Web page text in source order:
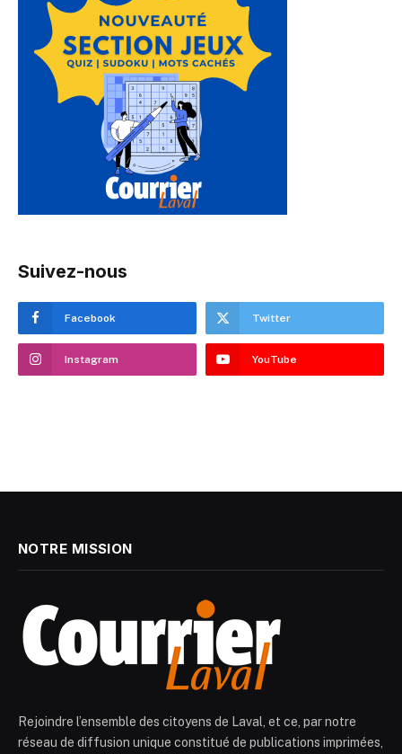
Suivez-nous
Facebook Twitter
Instagram YouTube
NOTRE MISSION
Rejoindre l’ensemble des citoyens de Laval, et ce, par notre
réseau de diffusion unique constitué de publications imprimées,